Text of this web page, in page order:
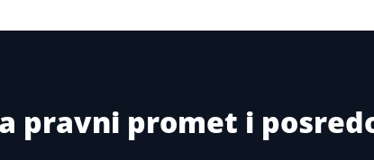
pravni promet i